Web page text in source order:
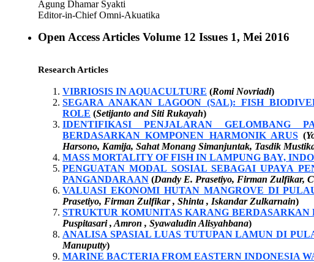
Agung Dhamar Syakti
Editor-in-Chief Omni-Akuatika
Open Access Articles Volume 12 Issues 1, Mei 2016
Research Articles
VIBRIOSIS IN AQUACULTURE (Romi Novriadi)
SEGARA ANAKAN LAGOON (SAL): FISH
ROLE (Setijanto and Siti Rukayah)
IDENTIFIKASI PENJALARAN GELOMBANG
BERDASARKAN KOMPONEN HARMONIK ARUS (
Harsono, Kamija, Sahat Monang Simanjuntak, Tasdik
MASS MORTALITY OF FISH IN LAMPUNG BAY,
PENGUATAN MODAL SOSIAL SEBAGAI UPAYA
PANGANDARAAN (Dandy E. Prasetiyo, Firman Zulfikar,
VALUASI EKONOMI HUTAN MANGROVE DI
Prasetiyo, Firman Zulfikar , Shinta , Iskandar Zulkarnain)
STRUKTUR KOMUNITAS KARANG
Puspitasari , Amron , Syawaludin Alisyahbana)
ANALISA SPASIAL LUAS TUTUPAN LAMUN DI
Manuputty)
MARINE BACTERIA FROM EASTERN INDONESIA